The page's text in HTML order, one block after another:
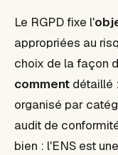
Le RGPD fixe l'
appropriées au
choix de la façon
comment détaillé
organisé par
audit de
bien : l'ENS est